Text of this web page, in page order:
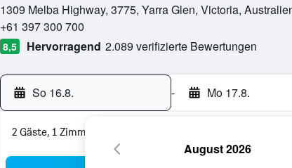
1309 Melba Highway, 3775, Yarra Glen, Victoria,
+61 397 300 700
8,5 Hervorragend 2.089 verifizierte Bewertungen
So 16.8. - Mo 17.8.
2 Gäste, 1 Zimmer
August 2026